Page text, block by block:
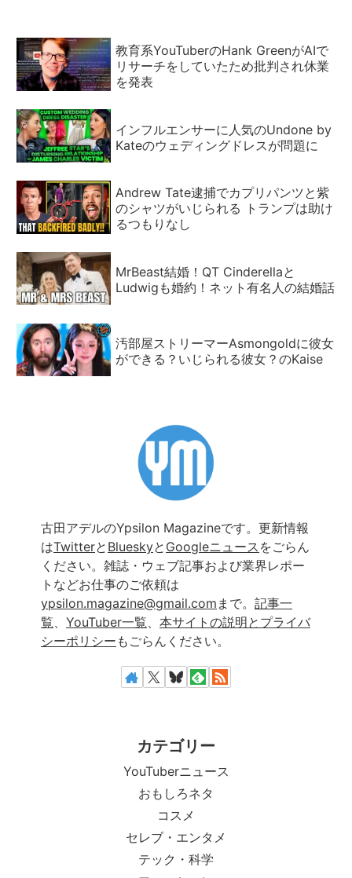
教育系YouTuberのHank GreenがAIで
リサーチをしていたため批判され休業
を発表
インフルエンサーに人気のUndone by
Kateのウェディングドレスが問題に
Andrew Tate逮捕でカプリパンツと紫
のシャツがいじられる トランプは助け
るつもりなし
MrBeast結婚！QT Cinderellaと
Ludwigも婚約！ネット有名人の結婚話
汚部屋ストリーマーAsmongoldに彼女
ができる？いじられる彼女？のKaise
古田アデルのYpsilon Magazineです。更新情報
はTwitterと Blueskyと Googleニュース をごらん
ください。雑誌・ウェブ記事および業界レポー
トなどお仕事のご依頼は
ypsilon.magazine@gmail.com まで。 記事一
覧
YouTuber一覧
本サイトの説明とプライバ
シーポリシー もごらんください。
カテゴリー
YouTuberニュース
おもしろネタ
コスメ
セレブ・エンタメ
テック・科学